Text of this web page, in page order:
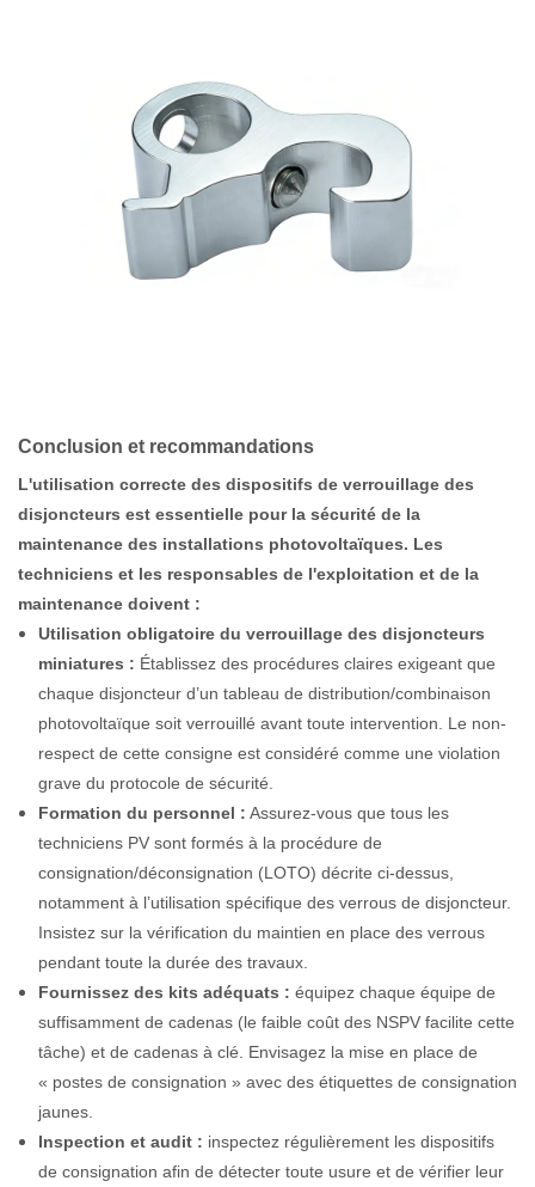
Conclusion et recommandations
L'utilisation correcte des dispositifs de verrouillage des
disjoncteurs est essentielle pour la sécurité de la
maintenance des installations photovoltaïques. Les
techniciens et les responsables de l'exploitation et de la
maintenance doivent :
Utilisation obligatoire du verrouillage des disjoncteurs
miniatures : Établissez des procédures claires exigeant que
chaque disjoncteur d’un tableau de distribution/combinaison
photovoltaïque soit verrouillé avant toute intervention. Le non-
respect de cette consigne est considéré comme une violation
grave du protocole de sécurité.
Formation du personnel : Assurez-vous que tous les
techniciens PV sont formés à la procédure de
consignation/déconsignation (LOTO) décrite ci-dessus,
notamment à l’utilisation spécifique des verrous de disjoncteur.
Insistez sur la vérification du maintien en place des verrous
pendant toute la durée des travaux.
Fournissez des kits adéquats : équipez chaque équipe de
suffisamment de cadenas (le faible coût des NSPV facilite cette
tâche) et de cadenas à clé. Envisagez la mise en place de
« postes de consignation » avec des étiquettes de consignation
jaunes.
Inspection et audit : inspectez régulièrement les dispositifs
de consignation afin de détecter toute usure et de vérifier leur